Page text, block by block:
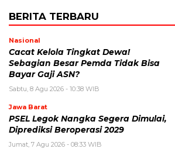
BERITA TERBARU
Nasional
Cacat Kelola Tingkat Dewa!
Sebagian Besar Pemda Tidak Bisa
Bayar Gaji ASN?
Sabtu, 8 Agu 2026 - 10:38 WIB
Jawa Barat
PSEL Legok Nangka Segera Dimulai,
Diprediksi Beroperasi 2029
Jumat, 7 Agu 2026 - 08:33 WIB